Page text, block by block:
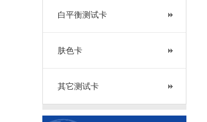
白平衡测试卡
肤色卡
其它测试卡